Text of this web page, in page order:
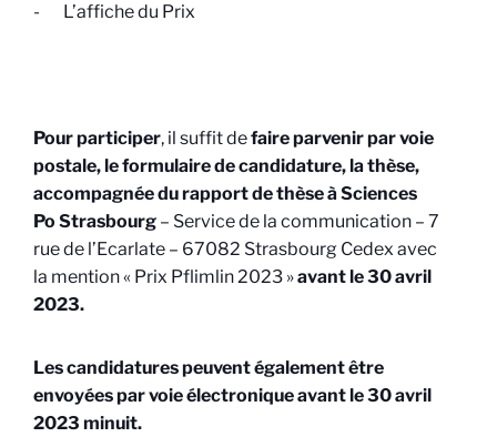
- L’affiche du Prix
Pour participer, il suffit defaire parvenir par voie
postale, le formulaire de candidature, la thèse,
accompagnée du rapport de thèse à Sciences
Po Strasbourg – Service de la communication – 7
rue de l’Ecarlate – 67082 Strasbourg Cedex avec
la mention « Prix Pflimlin 2023 »avant le 30 avril
2023.
Les candidatures peuvent également être
envoyées par voie électronique avant le 30 avril
2023 minuit.